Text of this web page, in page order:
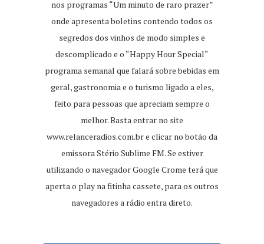
nos programas “Um minuto de raro prazer”
onde apresenta boletins contendo todos os
segredos dos vinhos de modo simples e
descomplicado e o “Happy Hour Special“
programa semanal que falará sobre bebidas em
geral, gastronomia e o turismo ligado a eles,
feito para pessoas que apreciam sempre o
melhor. Basta entrar no site
www.relanceradios.com.bre clicar no botão da
emissora Stério Sublime FM. Se estiver
utilizando o navegador Google Crome terá que
aperta o play na fitinha cassete, para os outros
navegadores a rádio entra direto.